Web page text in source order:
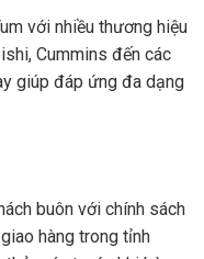
với nhiều thương hiệu
Cummins đến các
giúp đáp ứng đa dạng
buôn với chính sách
hàng trong tỉnh